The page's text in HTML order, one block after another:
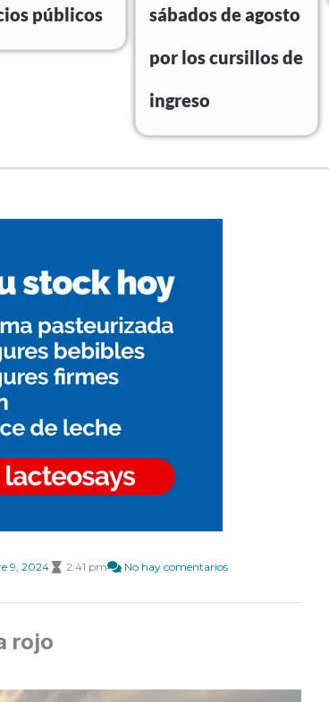
públicos
sábados de agosto
por los cursillos de
ingreso
9, 2024 2:41 pm No hay comentarios
rojo